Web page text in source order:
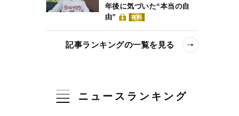
買収の先に潜む死角とは
年後に気づいた“本当の自
由”
有料
記事ランキングの一覧を見る
ニュースランキング